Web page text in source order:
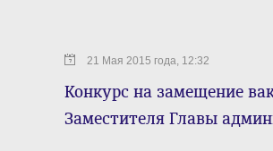
21 Мая 2015 года, 12:32
Конкурс на замещение
Заместителя Главы